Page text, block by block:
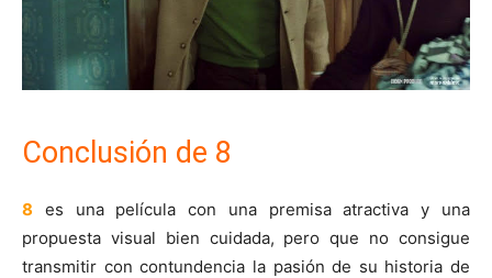
Conclusión de 8
8 es una película con una premisa atractiva y una
propuesta visual bien cuidada, pero que no consigue
transmitir con contundencia la pasión de su historia de